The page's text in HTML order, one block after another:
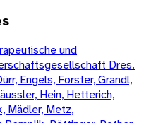
und
Dres.
Engels, Forster, Grandl,
Hein, Hetterich,
Mädler, Metz,